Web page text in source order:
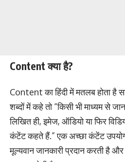
Content क्या है?
Content का हिंदी में मतलब होता है
शब्दों में कहे तो “किसी भी माध्यम से
लिखित ही, इमेज, ऑडियो या फिर
कंटेंट कहते हैं.” एक अच्छा कंटेंट
मूल्यवान जानकारी प्रदान करती है